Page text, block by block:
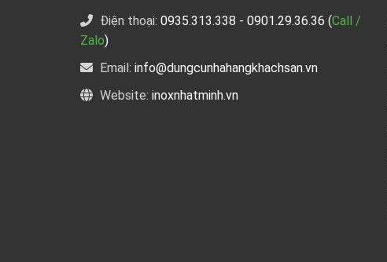
Điện thoại: 0935.313.338 - 0901.29.36.36 (Call /
Zalo)
Email: info@dungcunhahangkhachsan.vn
Website: inoxnhatminh.vn